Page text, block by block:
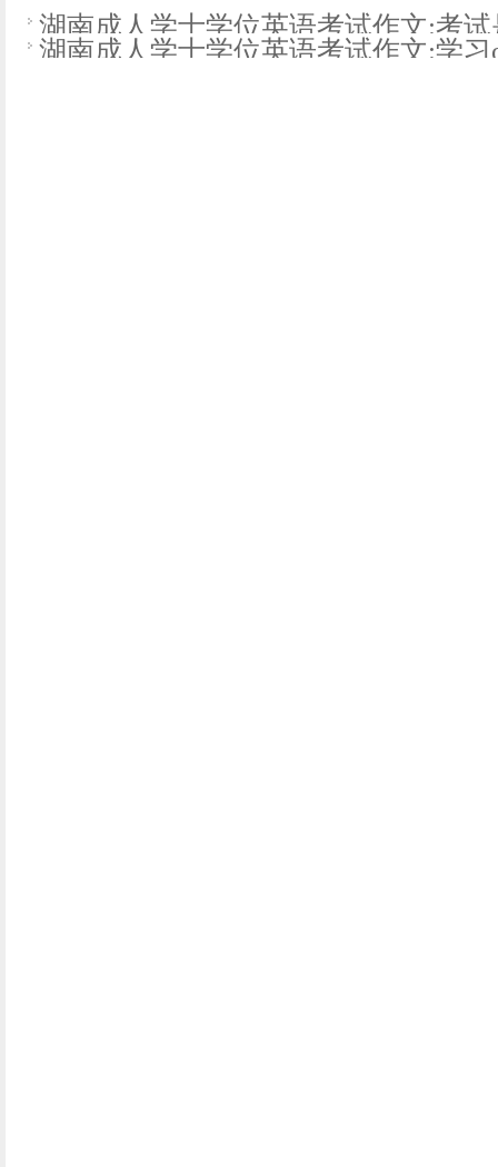
湖南成人学士学位英语考试作文:考
湖南成人学士学位英语考试作文:学习